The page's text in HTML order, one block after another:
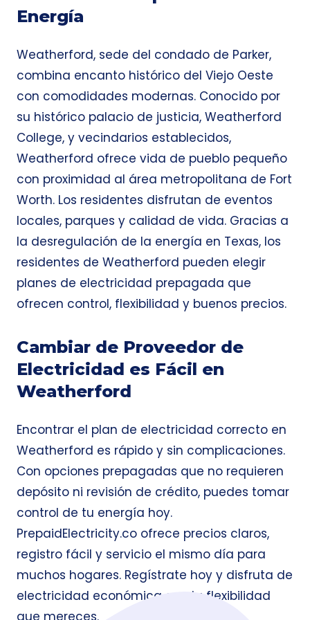
Energía
Weatherford, sede del condado de Parker,
combina encanto histórico del Viejo Oeste
con comodidades modernas. Conocido por
su histórico palacio de justicia, Weatherford
College, y vecindarios establecidos,
Weatherford ofrece vida de pueblo pequeño
con proximidad al área metropolitana de Fort
Worth. Los residentes disfrutan de eventos
locales, parques y calidad de vida. Gracias a
la desregulación de la energía en Texas, los
residentes de Weatherford pueden elegir
planes de electricidad prepagada que
ofrecen control, flexibilidad y buenos precios.
Cambiar de Proveedor de
Electricidad es Fácil en
Weatherford
Encontrar el plan de electricidad correcto en
Weatherford es rápido y sin complicaciones.
Con opciones prepagadas que no requieren
depósito ni revisión de crédito, puedes tomar
control de tu energía hoy.
PrepaidElectricity.co ofrece precios claros,
registro fácil y servicio el mismo día para
muchos hogares. Regístrate hoy y disfruta de
electricidad económica con la flexibilidad
que mereces.